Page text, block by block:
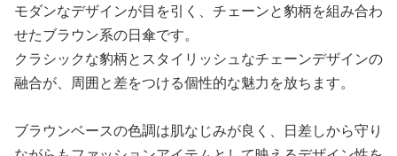
モダンなデザインが目を引く、チェーンと豹柄を組み合わ
せたブラウン系の日傘です。
クラシックな豹柄とスタイリッシュなチェーンデザインの
融合が、周囲と差をつける個性的な魅力を放ちます。
ブラウンベースの色調は肌なじみが良く、日差しから守り